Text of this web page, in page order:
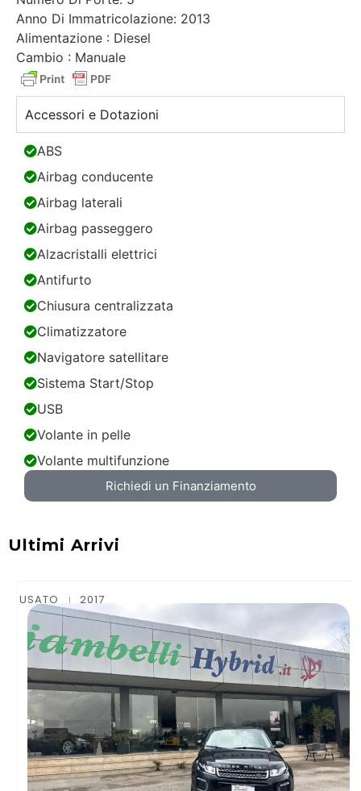
Anno Di Immatricolazione: 2013
Alimentazione : Diesel
Cambio : Manuale
Accessori e Dotazioni
ABS
Airbag conducente
Airbag laterali
Airbag passeggero
Alzacristalli elettrici
Antifurto
Chiusura centralizzata
Climatizzatore
Navigatore satellitare
Sistema Start/Stop
USB
Volante in pelle
Volante multifunzione
Richiedi un Finanziamento
Ultimi Arrivi
USATO 2015